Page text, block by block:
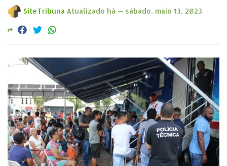
SiteTribuna Atualizado há — sábado, maio 13, 2023